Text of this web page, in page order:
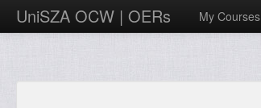
UniSZA OCW | OERs My Courses